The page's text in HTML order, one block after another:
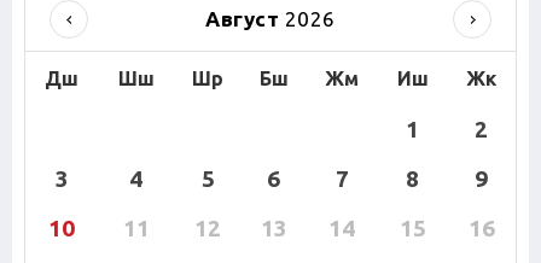
Август 2026
Дш Шш Шр Бш Жм Иш Жк
1
2
3
4 5 6 7 8
9
10
11 12 13 14 15
16